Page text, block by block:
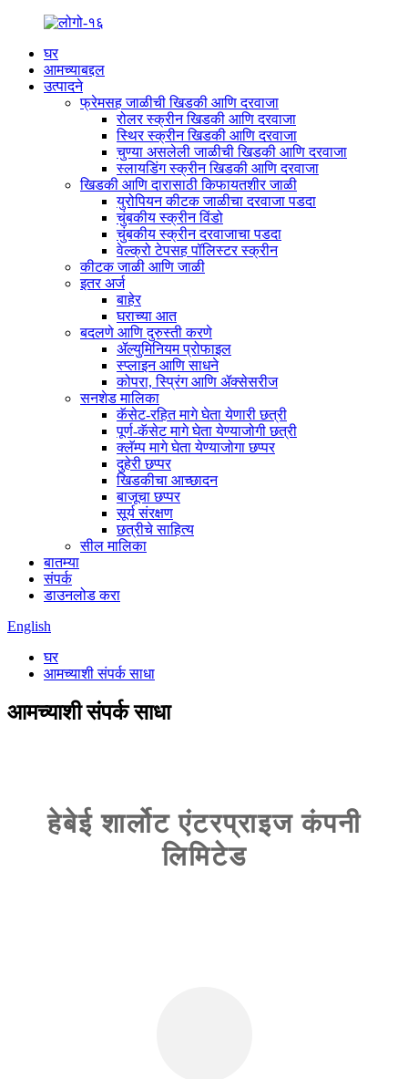
घर
आमच्याबद्दल
उत्पादने
फ्रेमसह जाळीची खिडकी आणि दरवाजा
रोलर स्क्रीन खिडकी आणि दरवाजा
स्थिर स्क्रीन खिडकी आणि दरवाजा
चुण्या असलेली जाळीची खिडकी आणि दरवाजा
स्लायडिंग स्क्रीन खिडकी आणि दरवाजा
खिडकी आणि दारासाठी किफायतशीर जाळी
युरोपियन कीटक जाळीचा दरवाजा पडदा
चुंबकीय स्क्रीन विंडो
चुंबकीय स्क्रीन दरवाजाचा पडदा
वेल्क्रो टेपसह पॉलिस्टर स्क्रीन
कीटक जाळी आणि जाळी
इतर अर्ज
बाहेर
घराच्या आत
बदलणे आणि दुरुस्ती करणे
ॲल्युमिनियम प्रोफाइल
स्प्लाइन आणि साधने
कोपरा, स्प्रिंग आणि ॲक्सेसरीज
सनशेड मालिका
कॅसेट-रहित मागे घेता येणारी छत्री
पूर्ण-कॅसेट मागे घेता येण्याजोगी छत्री
क्लॅम्प मागे घेता येण्याजोगा छप्पर
दुहेरी छप्पर
खिडकीचा आच्छादन
बाजूचा छप्पर
सूर्य संरक्षण
छत्रीचे साहित्य
सील मालिका
बातम्या
संपर्क
डाउनलोड करा
English
घर
आमच्याशी संपर्क साधा
आमच्याशी संपर्क साधा
हेबेई शार्लोट एंटरप्राइज कंपनी
लिमिटेड